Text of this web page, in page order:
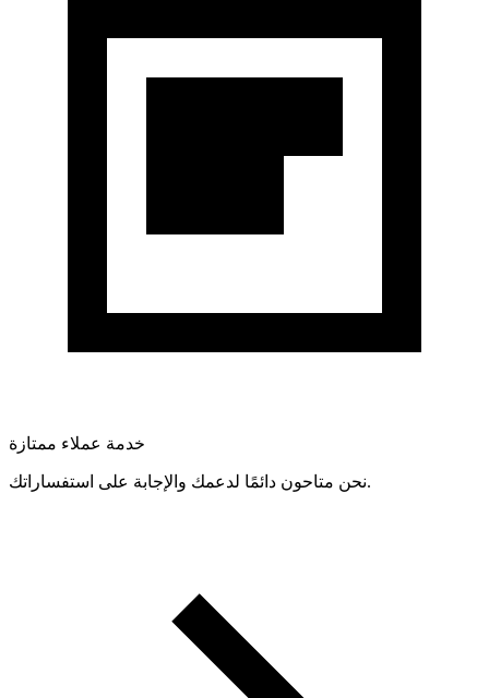
خدمة عملاء ممتازة
نحن متاحون دائمًا لدعمك والإجابة على استفساراتك.